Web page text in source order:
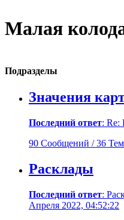
Малая
Подразделы
Значения
Последний ответ: Re:
90 Сообщений / 36 Тем
Расклады
Последний ответ:
Апреля 2022, 04:52:22